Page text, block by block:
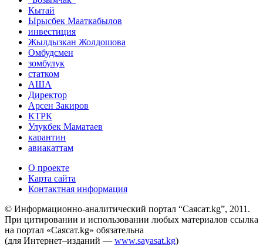
Кытай
Ырысбек Мааткабылов
инвестиция
Жылдызкан Жолдошова
Омбудсмен
зомбулук
статком
АША
Директор
Арсен Закиров
КТРК
Улукбек Маматаев
карантин
авиакаттам
О проекте
Карта сайта
Контактная информация
© Информационно-аналитический портал “Саясат.kg”, 2011.
При цитировании и использовании любых материалов ссылка
на портал «Саясат.kg» обязательна
(для Интернет–изданий — www.sayasat.kg)